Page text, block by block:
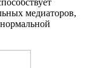
медиаторов,